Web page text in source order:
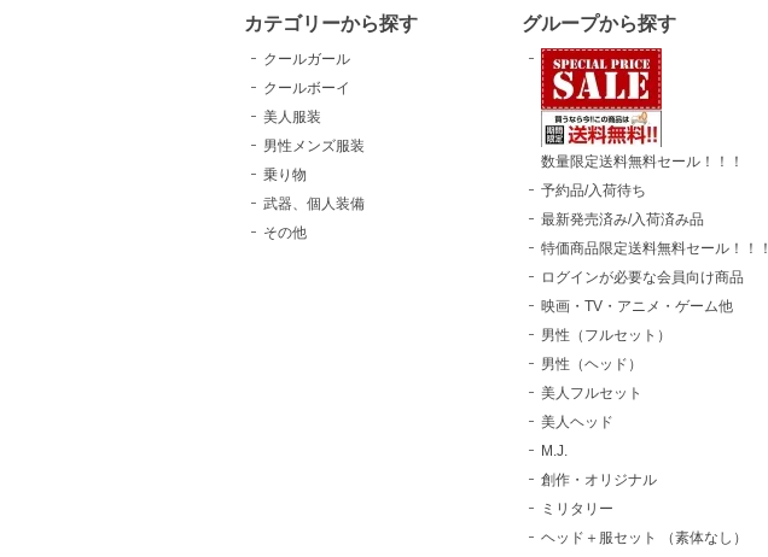
カテゴリーから探す
クールガール
クールボーイ
美人服装
男性メンズ服装
乗り物
武器、個人装備
その他
グループから探す
数量限定送料無料セール！！！
予約品/入荷待ち
最新発売済み/入荷済み品
特価商品限定送料無料セール！！！
ログインが必要な会員向け商品
映画・TV・アニメ・ゲーム他
男性（フルセット）
男性（ヘッド）
美人フルセット
美人ヘッド
M.J.
創作・オリジナル
ミリタリー
ヘッド＋服セット （素体なし）